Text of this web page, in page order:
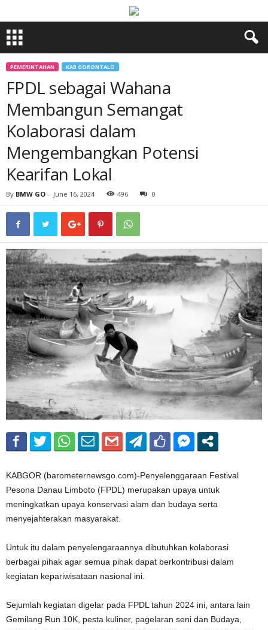
PEMERINTAHAN KAB GORONTALO
FPDL sebagai Wahana
Membangun Semangat
Kolaborasi dalam
Mengembangkan Potensi
Kearifan Lokal
By BMW GO - June 16, 2024 496 0
KABGOR (barometernewsgo.com)-Penyelenggaraan Festival
Pesona Danau Limboto (FPDL) merupakan upaya untuk
meningkatkan upaya konservasi alam dan budaya serta
menyejahterakan masyarakat.
Untuk itu dalam penyelengaraannya dibutuhkan kolaborasi
berbagai pihak agar semua pihak dapat berkontribusi dalam
kegiatan kepariwisataan nasional ini.
Sejumlah kegiatan digelar pada FPDL tahun 2024 ini, antara lain
Gemilang Run 10K, pesta kuliner, pagelaran seni dan Budaya,